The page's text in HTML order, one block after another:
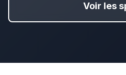
Voir les